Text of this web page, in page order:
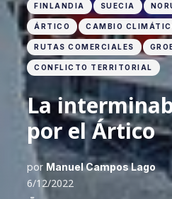
FINLANDIA SUECIA
ÁRTICO CAMBIO
RUTAS COMERCIALES
CONFLICTO TERRITORIAL
La
por el Ártico
por Manuel Campos Lago
6/12/2022